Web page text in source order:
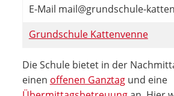
E-Mail mail@grundschule-
Grundschule Kattenvenne
Die Schule bietet in der
einen offenen Ganztagund eine